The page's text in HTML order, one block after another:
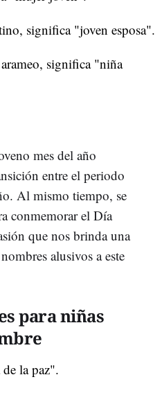
significa "joven esposa".
significa "niña
mes del año
entre el periodo
Al mismo tiempo, se
conmemorar el Día
que nos brinda una
alusivos a este
para niñas
la paz".